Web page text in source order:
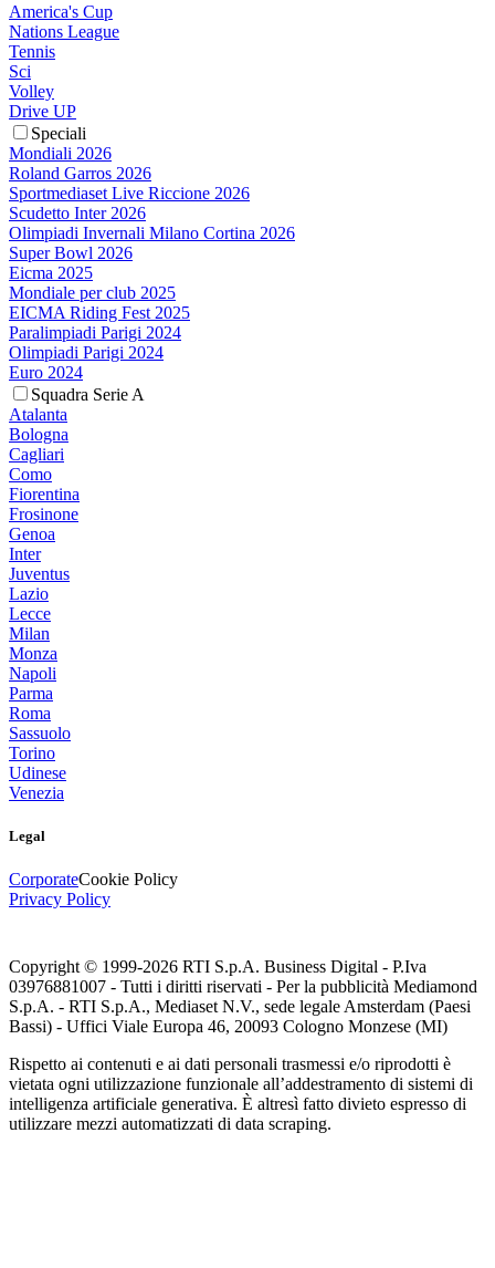
America's Cup
Nations League
Tennis
Sci
Volley
Drive UP
Speciali
Mondiali 2026
Roland Garros 2026
Sportmediaset Live Riccione 2026
Scudetto Inter 2026
Olimpiadi Invernali Milano Cortina 2026
Super Bowl 2026
Eicma 2025
Mondiale per club 2025
EICMA Riding Fest 2025
Paralimpiadi Parigi 2024
Olimpiadi Parigi 2024
Euro 2024
Squadra Serie A
Atalanta
Bologna
Cagliari
Como
Fiorentina
Frosinone
Genoa
Inter
Juventus
Lazio
Lecce
Milan
Monza
Napoli
Parma
Roma
Sassuolo
Torino
Udinese
Venezia
Legal
CorporateCookie Policy
Privacy Policy
Copyright © 1999-2026 RTI S.p.A. Business Digital - P.Iva
03976881007 - Tutti i diritti riservati - Per la pubblicità Mediamond
S.p.A. - RTI S.p.A., Mediaset N.V., sede legale Amsterdam (Paesi
Bassi) - Uffici Viale Europa 46, 20093 Cologno Monzese (MI)
Rispetto ai contenuti e ai dati personali trasmessi e/o riprodotti è
vietata ogni utilizzazione funzionale all’addestramento di sistemi di
intelligenza artificiale generativa. È altresì fatto divieto espresso di
utilizzare mezzi automatizzati di data scraping.